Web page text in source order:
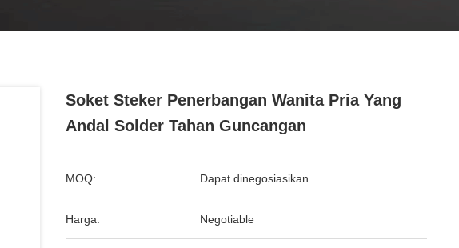
Soket Steker Penerbangan Wanita Pria Yang
Andal Solder Tahan Guncangan
MOQ: Dapat dinegosiasikan
Harga: Negotiable